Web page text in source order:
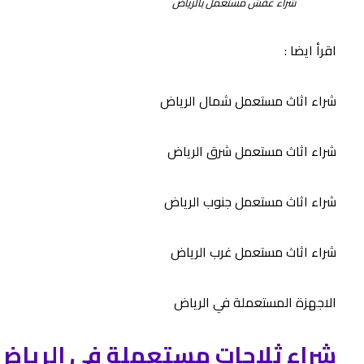
اقرأ ايضا :
شراء اثاث مستعمل شمال الرياض
شراء اثاث مستعمل شرق الرياض
شراء اثاث مستعمل جنوب الرياض
شراء اثاث مستعمل غرب الرياض
الاجهزة المستعملة في الرياض
شراء ثلاجات مستعملة في